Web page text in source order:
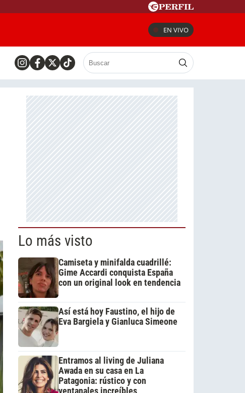
EN VIVO
Lo más visto
Camiseta y minifalda cuadrillé:
Gime Accardi conquista España
con un original look en tendencia
Así está hoy Faustino, el hijo de
Eva Bargiela y Gianluca Simeone
Entramos al living de Juliana
Awada en su casa en La
Patagonia: rústico y con
ventanales increíbles